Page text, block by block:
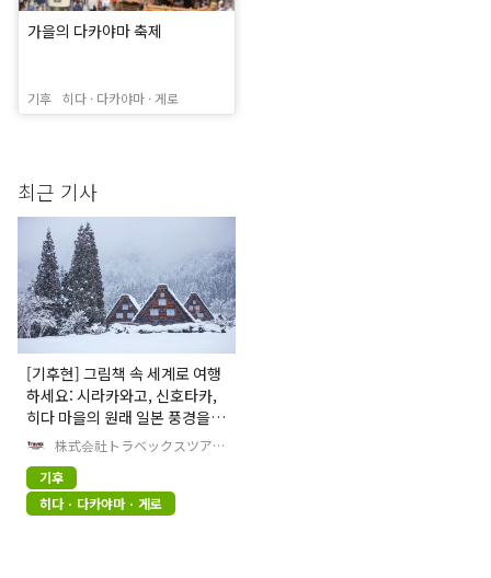
가을의 다카야마 축제
기후 히다 · 다카야마 · 게로
최근 기사
[기후현] 그림책 속 세계로 여행
하세요: 시라카와고, 신호타카,
히다 마을의 원래 일본 풍경을
만나보세요
株式会社トラベックスツアー
ズ
기후
히다 · 다카야마 · 게로